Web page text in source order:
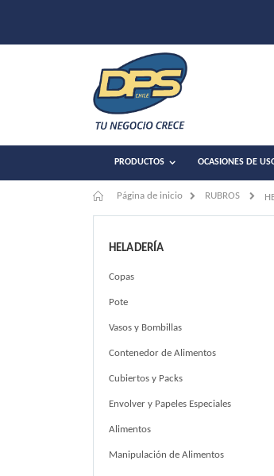
PRODUCTOS OCASIONES DE
Página de inicio RUBROS
HELADERÍA
Copas
Pote
Vasos y Bombillas
Contenedor de Alimentos
Cubiertos y Packs
Envolver y Papeles Especiales
Alimentos
Manipulación de Alimentos